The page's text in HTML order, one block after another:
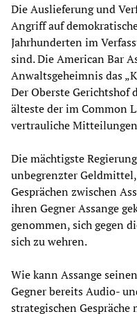
Die Auslieferung und
Angriff auf
Jahrhunderten im
sind. Die American Bar
Anwaltsgeheimnis das
Der Oberste Gerichtshof
älteste der im Common
vertrauliche
Die mächtigste
unbegrenzter
Gesprächen zwischen
ihren Gegner Assange
genommen, sich gegen
sich zu wehren.
Wie kann Assange
Gegner bereits Audio-
strategischen